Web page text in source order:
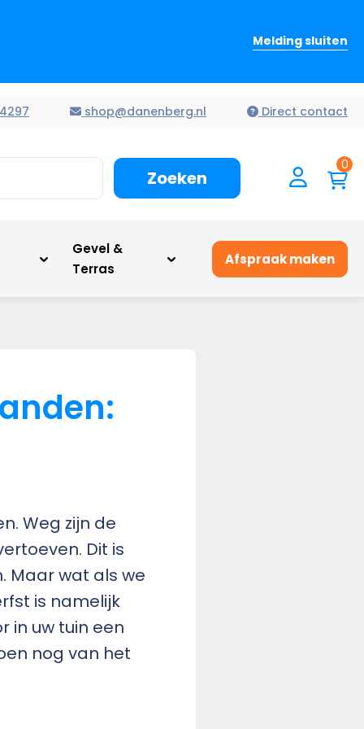
Melding sluiten
shop@danenberg.nl Direct contact
Zoeken
0
Gevel &
Terras
Afspraak maken
Weg zijn de
Dit is
Maar wat als we
is namelijk
in uw tuin een
nog van het